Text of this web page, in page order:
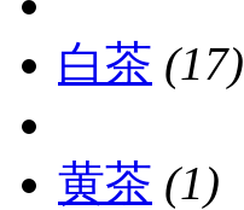
白茶 (17)
黄茶 (1)